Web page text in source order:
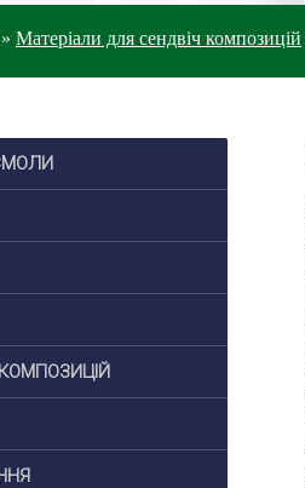
» Матеріали для сендвіч композицій